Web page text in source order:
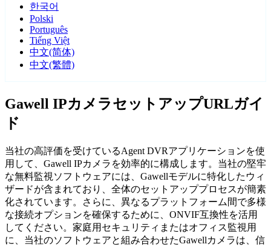
한국어
Polski
Português
Tiếng Việt
中文(简体)
中文(繁體)
Gawell IPカメラセットアップURLガイ
ド
当社の高評価を受けているAgent DVRアプリケーションを使
用して、Gawell IPカメラを効率的に構成します。当社の堅牢
な無料監視ソフトウェアには、Gawellモデルに特化したウィ
ザードが含まれており、全体のセットアッププロセスが簡素
化されています。さらに、異なるプラットフォーム間で多様
な接続オプションを確保するために、ONVIF互換性を活用
してください。家庭用セキュリティまたはオフィス監視用
に、当社のソフトウェアと組み合わせたGawellカメラは、信